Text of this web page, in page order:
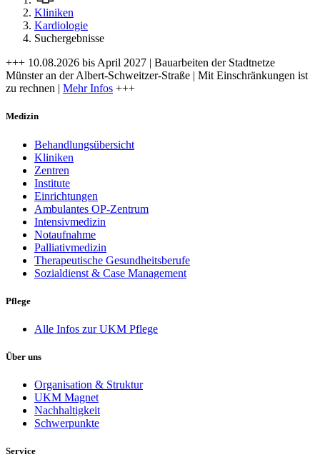
Kliniken
Kardiologie
Suchergebnisse
+++ 10.08.2026 bis April 2027 | Bauarbeiten der Stadtnetze
Münster an der Albert-Schweitzer-Straße | Mit Einschränkungen ist
zu rechnen | Mehr Infos +++
Medizin
Behandlungsübersicht
Kliniken
Zentren
Institute
Einrichtungen
Ambulantes OP-Zentrum
Intensivmedizin
Notaufnahme
Palliativmedizin
Therapeutische Gesundheitsberufe
Sozialdienst & Case Management
Pflege
Alle Infos zur UKM Pflege
Über uns
Organisation & Struktur
UKM Magnet
Nachhaltigkeit
Schwerpunkte
Service